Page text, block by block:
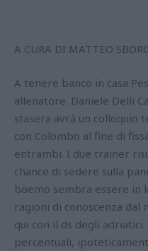
A CURA DI MATTEO
A tenere banco in casa
allenatore. Daniele Delli
stasera avrà un colloquio
con Colombo al fine di
entrambi. I due trainer
chance di sedere sulla
boemo sembra essere in
ragioni di conoscenza dal
qui con il ds degli
percentuali,